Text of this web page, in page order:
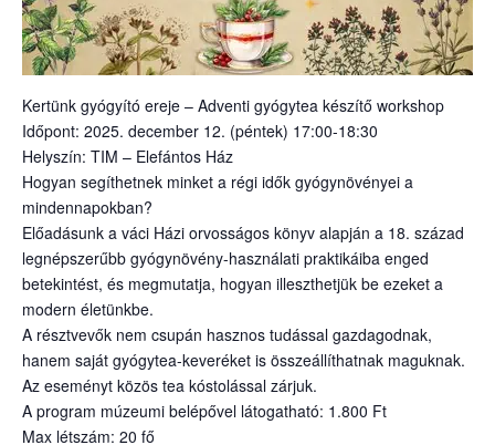
Kertünk gyógyító ereje – Adventi gyógytea készítő workshop
Időpont: 2025. december 12. (péntek) 17:00-18:30
Helyszín: TIM – Elefántos Ház
Hogyan segíthetnek minket a régi idők gyógynövényei a
mindennapokban?
Előadásunk a váci Házi orvosságos könyv alapján a 18. század
legnépszerűbb gyógynövény-használati praktikáiba enged
betekintést, és megmutatja, hogyan illeszthetjük be ezeket a
modern életünkbe.
A résztvevők nem csupán hasznos tudással gazdagodnak,
hanem saját gyógytea-keveréket is összeállíthatnak maguknak.
Az eseményt közös tea kóstolással zárjuk.
A program múzeumi belépővel látogatható: 1.800 Ft
Max létszám: 20 fő